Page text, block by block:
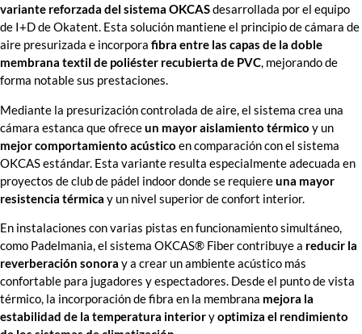
variante reforzada del sistema OKCASdesarrollada por el equipo
de I+D de Okatent. Esta solución mantiene el principio de cámara de
aire presurizada e incorpora fibra entre las capas de la doble
membrana textil de poliéster recubierta de PVC, mejorando de
forma notable sus prestaciones.
Mediante la presurización controlada de aire, el sistema crea una
cámara estanca que ofreceun mayor aislamiento térmico y un
mejor comportamiento acústico en comparación con el sistema
OKCAS estándar. Esta variante resulta especialmente adecuada en
proyectos de club de pádel indoor donde se requiereuna mayor
resistencia térmica y un nivel superior de confort interior.
En instalaciones con varias pistas en funcionamiento simultáneo,
como Padelmania, el sistema OKCAS® Fiber contribuye a reducir la
reverberación sonora y a crear un ambiente acústico más
confortable para jugadores y espectadores. Desde el punto de vista
térmico, la incorporación de fibra en la membrana mejora la
estabilidad de la temperatura interioryoptimiza el rendimiento